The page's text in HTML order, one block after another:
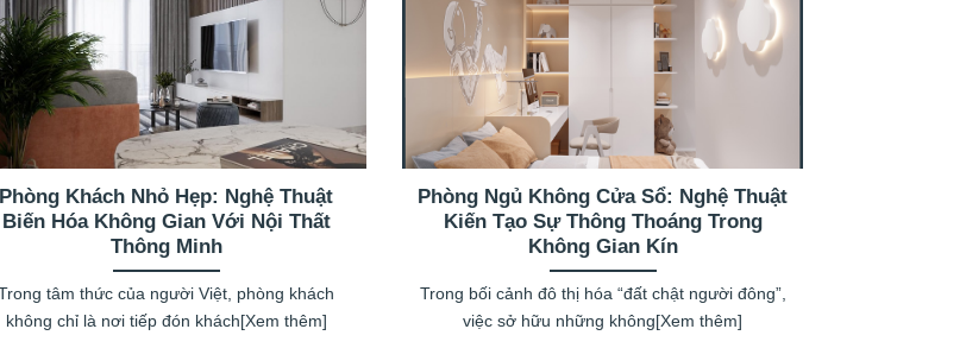
Phòng Khách Nhỏ Hẹp: Nghệ Thuật
Biến Hóa Không Gian Với Nội Thất
Thông Minh
tâm thức của người Việt, phòng khách
không chỉ là nơi tiếp đón khách[Xem thêm]
Phòng Ngủ Không Cửa Sổ: Nghệ Thuật
Kiến Tạo Sự Thông Thoáng Trong
Không Gian Kín
Trong bối cảnh đô thị hóa “đất chật người đông”,
việc sở hữu những không[Xem thêm]